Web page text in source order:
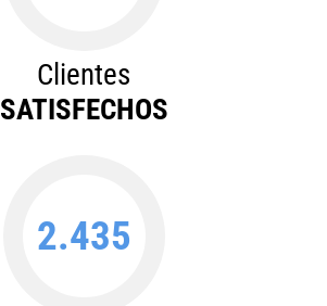
Clientes
SATISFECHOS
2.435